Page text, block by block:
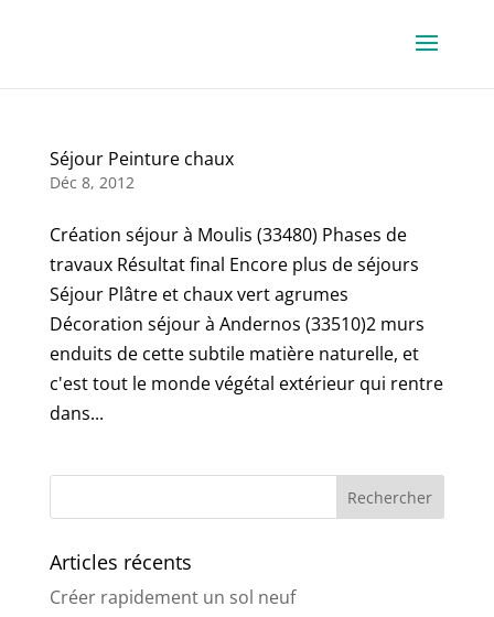
Séjour Peinture chaux
Déc 8, 2012
Création séjour à Moulis (33480) Phases de
travaux Résultat final Encore plus de séjours
Séjour Plâtre et chaux vert agrumes
Décoration séjour à Andernos (33510)2 murs
enduits de cette subtile matière naturelle, et
c'est tout le monde végétal extérieur qui rentre
dans...
Articles récents
Créer rapidement un sol neuf